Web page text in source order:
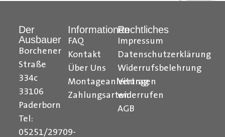
Citroen Berlingo Radkastenschutz, Citroen Jumpy
Radkastenschutz, Citroen Jumper Radkastenschutz,
Citroen Nemo Radkastenschutz, Dacia Dokker
Radkastenschutz, Fiat Doblo Cargo Radkastenschutz,
Fiat Scudo Radkastenschutz, Fiat Ducato
Radkastenschutz, Fiat Fiorino Radkastenschutz, Fiat
Talento Radkastenschutz, Ford Transit Courier
Radkastenschutz, Ford Connect Radkastenschutz, Ford
Der
Ausbauer
Borchener
Straße
334c
33106
Paderborn
Tel:
05251/29709-
Informationen
FAQ
Kontakt
Über Uns
Montageanleitungen
Zahlungsarten
Rechtliches
Impressum
Datenschutzerklärung
Widerrufsbelehrung
Vertrag
widerrufen
AGB